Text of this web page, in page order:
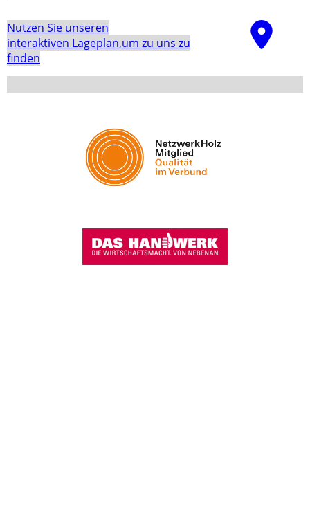
Nutzen Sie unseren
interaktiven La­ge­plan,um zu uns zu
finden